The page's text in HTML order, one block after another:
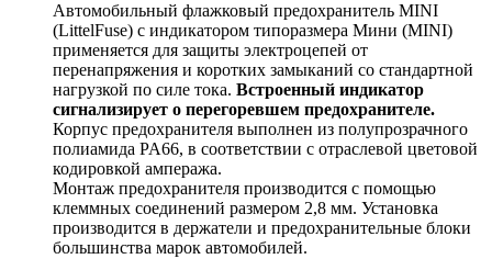
Автомобильный флажковый предохранитель MINI
(LittelFuse) с индикатором типоразмера Мини (MINI)
применяется для защиты электроцепей от
перенапряжения и коротких замыканий cо стандартной
нагрузкой по силе тока. Встроенный индикатор
сигнализирует о перегоревшем предохранителе.
Корпус предохранителя выполнен из полупрозрачного
полиамида PA66, в соответствии с отраслевой цветовой
кодировкой ампеража.
Монтаж предохранителя производится с помощью
клеммных соединений размером 2,8 мм. Установка
производится в держатели и предохранительные блоки
большинства марок автомобилей.